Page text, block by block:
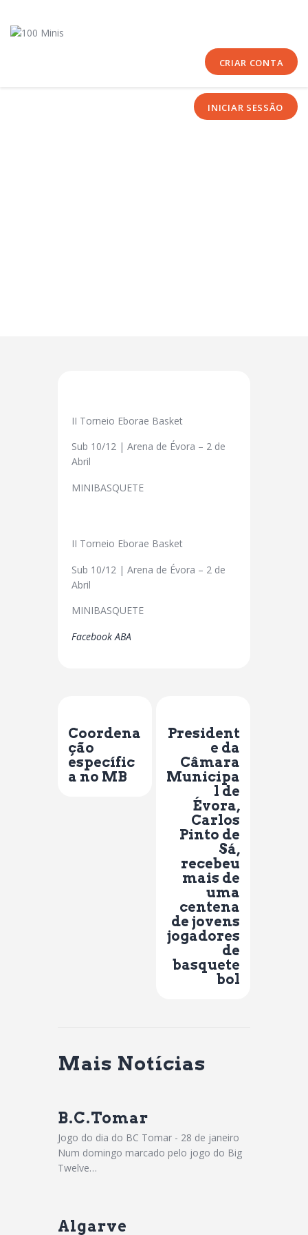
CRIAR CONTA
INICIAR SESSÃO
Sobre Nós
II Torneio Eborae Basket
Sub 10/12 | Arena de Évora – 2 de
Abril
MINIBASQUETE
II Torneio Eborae Basket
Sub 10/12 | Arena de Évora – 2 de
Abril
MINIBASQUETE
Facebook ABA
Coordena
ção
específic
a no MB
President
e da
Câmara
Municipa
l de
Évora,
Carlos
Pinto de
Sá,
recebeu
mais de
uma
centena
de jovens
jogadores
de
basquete
bol
Mais Notícias
B.C.Tomar
Jogo do dia do BC Tomar - 28 de janeiro
Num domingo marcado pelo jogo do Big
Twelve…
Algarve